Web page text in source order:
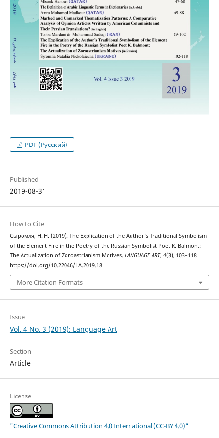
PDF (Русский)
Published
2019-08-31
How to Cite
Сыромля, Н. Н. (2019). The Explication of the Author’s Traditional Symbolism
of the Element Fire in the Poetry of the Russian Symbolist Poet K. Balmont:
The Actualization of Zoroastrianism Motives. LANGUAGE ART, 4(3), 103–118.
https://doi.org/10.22046/LA.2019.18
More Citation Formats
Issue
Vol. 4 No. 3 (2019): Language Art
Section
Article
License
"Creative Commons Attribution 4.0 International (CC-BY 4.0)"